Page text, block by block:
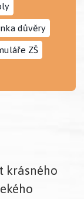
důvěry
ZŠ
krásného